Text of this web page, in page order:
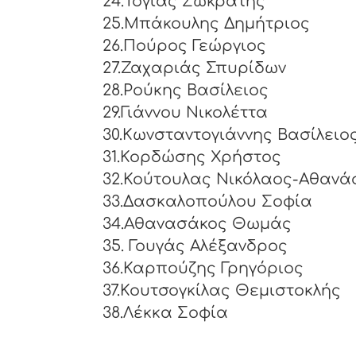
25.Μπάκουλης Δημήτριος
26.Πούρος Γεώργιος
27.Ζαχαριάς Σπυρίδων
28.Ρούκης Βασίλειος
29.Γιάννου Νικολέττα
30.Κωνσταντογιάννης
31.Κορδώσης Χρήστος
32.Κούτουλας Νικόλαος-
33.Δασκαλοπούλου Σοφία
34.Αθανασάκος Θωμάς
35. Γουγάς Αλέξανδρος
36.Καρπούζης Γρηγόριος
37.Κουτσογκίλας Θεμιστοκλής
38.Λέκκα Σοφία